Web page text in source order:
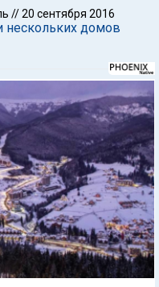
//20 сентября 2016
домов